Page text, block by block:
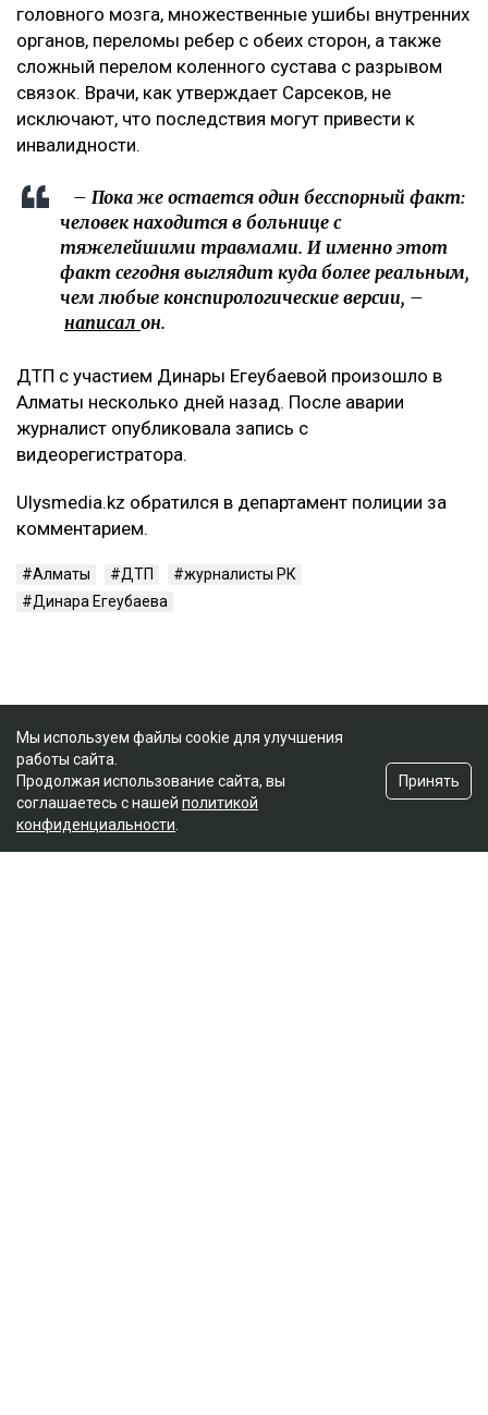
головного мозга, множественные ушибы внутренних
органов, переломы ребер с обеих сторон, а также
сложный перелом коленного сустава с разрывом
связок. Врачи, как утверждает Сарсеков, не
исключают, что последствия могут привести к
инвалидности.
– Пока же остается один бесспорный факт:
человек находится в больнице с
тяжелейшими травмами. И именно этот
факт сегодня выглядит куда более реальным,
чем любые конспирологические версии, –
написал он.
ДТП с участием Динары Егеубаевой произошло в
Алматы несколько дней назад. После аварии
журналист опубликовала запись с
видеорегистратора.
Ulysmedia.kz обратился в департамент полиции за
комментарием.
Алматы ДТП
журналисты РК
Динара Егеубаева
Мы используем файлы cookie для улучшения
работы сайта.
Продолжая использование сайта, вы
соглашаетесь с нашей политикой
конфиденциальности
Принять